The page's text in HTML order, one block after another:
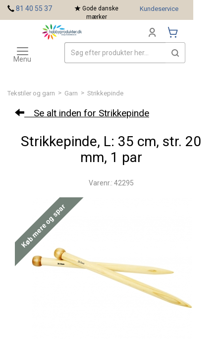
Tekstiler og garn > Garn > Strikkepinde
Se alt inden for Strikkepinde
Strikkepinde, L: 35 cm, str. 20
mm, 1 par
Varenr.: 42295
Køb mere og spar
81 40 55 37
Gode danske
mærker
Kundeservice
Toggle
navigation
Menu
Mærker